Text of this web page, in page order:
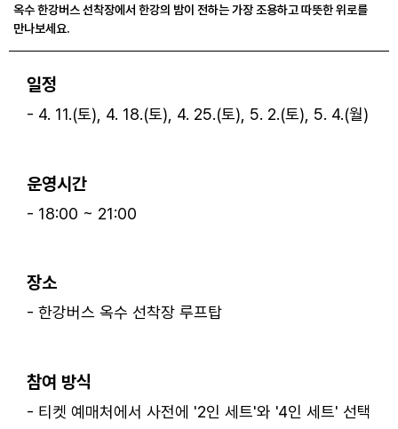
옥수 한강버스 선착장에서 한강의 밤이 전하는 가장 조용하고 따뜻한 위로를
만나보세요.
일정
- 4. 11.(토), 4. 18.(토), 4. 25.(토), 5. 2.(토), 5. 4.(월)
운영시간
- 18:00 ~ 21:00
장소
- 한강버스 옥수 선착장 루프탑
참여 방식
- 티켓 예매처에서 사전에 '2인 세트'와 '4인 세트' 선택